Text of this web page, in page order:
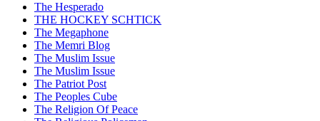
The Hesperado
THE HOCKEY SCHTICK
The Megaphone
The Memri Blog
The Muslim Issue
The Muslim Issue
The Patriot Post
The Peoples Cube
The Religion Of Peace